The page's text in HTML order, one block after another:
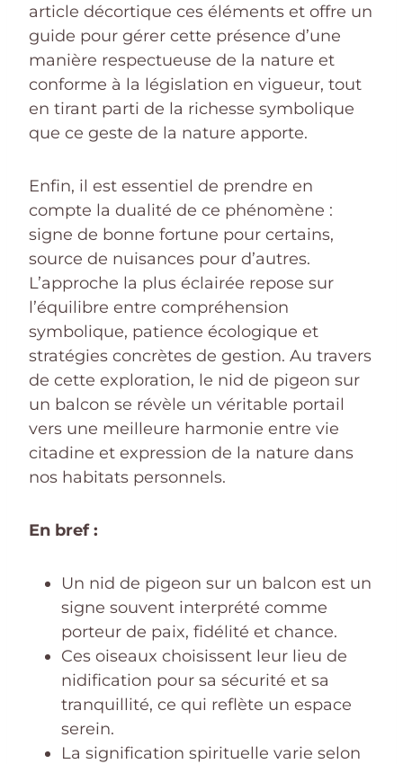
article décortique ces éléments et offre un
guide pour gérer cette présence d’une
manière respectueuse de la nature et
conforme à la législation en vigueur, tout
en tirant parti de la richesse symbolique
que ce geste de la nature apporte.
Enfin, il est essentiel de prendre en
compte la dualité de ce phénomène :
signe de bonne fortune pour certains,
source de nuisances pour d’autres.
L’approche la plus éclairée repose sur
l’équilibre entre compréhension
symbolique, patience écologique et
stratégies concrètes de gestion. Au travers
de cette exploration, le nid de pigeon sur
un balcon se révèle un véritable portail
vers une meilleure harmonie entre vie
citadine et expression de la nature dans
nos habitats personnels.
En bref :
Un nid de pigeon sur un balcon est un
signe souvent interprété comme
porteur de paix, fidélité et chance.
Ces oiseaux choisissent leur lieu de
nidification pour sa sécurité et sa
tranquillité, ce qui reflète un espace
serein.
La signification spirituelle varie selon